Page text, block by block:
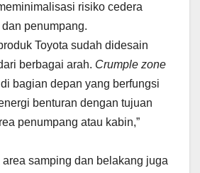
risiko cedera
penumpang.
Toyota sudah didesain
berbagai arah. Crumple zone
bagian depan yang berfungsi
benturan dengan tujuan
penumpang atau kabin,”
samping dan belakang juga